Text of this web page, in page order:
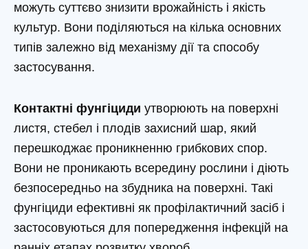
можуть суттєво знизити врожайність і якість
культур. Вони поділяються на кілька основних
типів залежно від механізму дії та способу
застосування.
Контактні фунгіциди утворюють на поверхні
листя, стебел і плодів захисний шар, який
перешкоджає проникненню грибкових спор.
Вони не проникають всередину рослини і діють
безпосередньо на збудника на поверхні. Такі
фунгіциди ефективні як профілактичний засіб і
застосовуються для попередження інфекцій на